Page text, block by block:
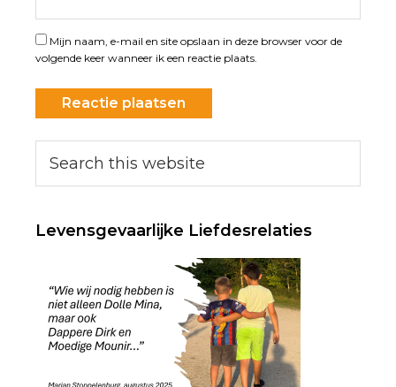
Mijn naam, e-mail en site opslaan in deze browser voor de
volgende keer wanneer ik een reactie plaats.
Primary
Sidebar
this
website
Levensgevaarlijke Liefdesrelaties